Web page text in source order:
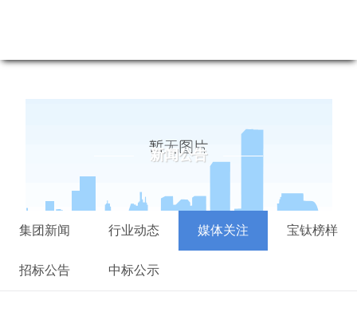
新闻公告
集团新闻 行业动态 媒体关注 宝钛榜样
招标公告 中标公示